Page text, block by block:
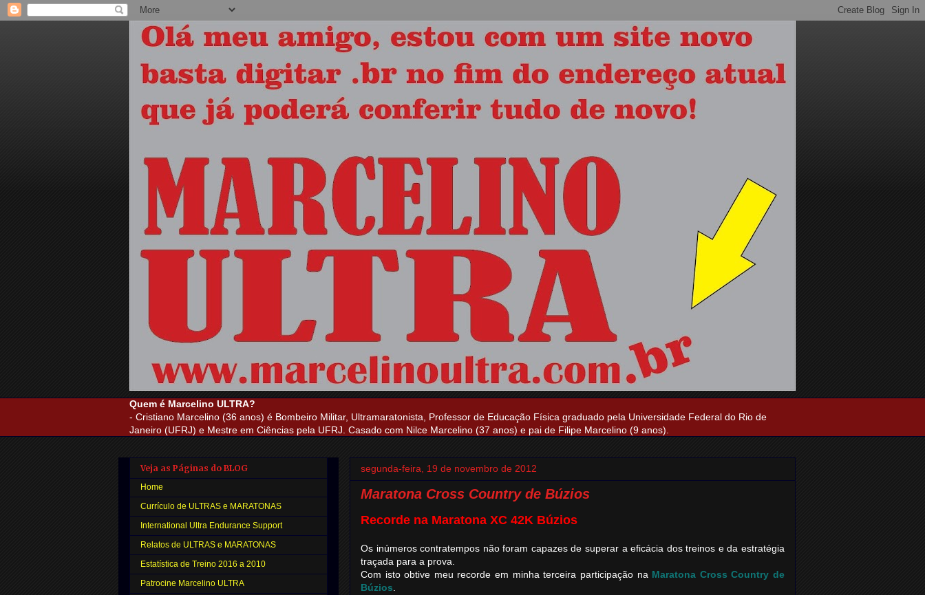
Quem é Marcelino ULTRA?
- Cristiano Marcelino (36 anos) é Bombeiro Militar, Ultramaratonista, Professor de Educação Física graduado pela Universidade Federal do Rio de
Janeiro (UFRJ) e Mestre em Ciências pela UFRJ. Casado com Nilce Marcelino (37 anos) e pai de Filipe Marcelino (9 anos).
segunda-feira, 19 de novembro de 2012
Maratona Cross Country de Búzios
Recorde na Maratona XC 42K Búzios
Os inúmeros contratempos não foram capazes de superar a eficácia dos treinos e da estratégia
traçada para a prova.
Com isto obtive meu recorde em minha terceira participação na Maratona Cross Country de
Búzios
Veja as Páginas do BLOG
Home
Currículo de ULTRAS e MARATONAS
International Ultra Endurance Support
Relatos de ULTRAS e MARATONAS
Estatística de Treino 2016 a 2010
Patrocine Marcelino ULTRA